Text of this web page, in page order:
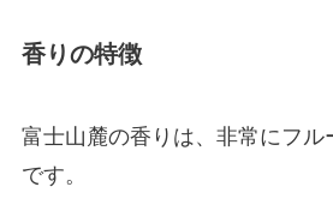
香りの特徴
富士山麓の香りは、非常にフル
です。